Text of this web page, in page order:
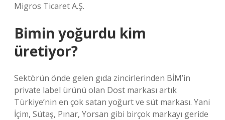
Migros Ticaret A.Ş.
Bimin yoğurdu kim
üretiyor?
Sektörün önde gelen gıda zincirlerinden BİM’in
private label ürünü olan Dost markası artık
Türkiye’nin en çok satan yoğurt ve süt markası. Yani
İçim, Sütaş, Pınar, Yorsan gibi birçok markayı geride